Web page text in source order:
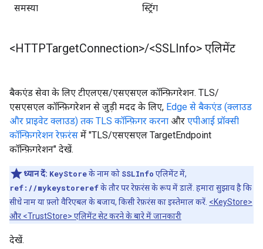
समस्या स्ट्रिंग
<HTTPTargetConnection>/<SSLInfo> एलिमेंट
बैकएंड सेवा के लिए टीएलएस/एसएसएल कॉन्फ़िगरेशन. TLS/
एसएसएल कॉन्फ़िगरेशन से जुड़ी मदद के लिए, Edge से बैकएंड (क्लाउड
और प्राइवेट क्लाउड) तक TLS कॉन्फ़िगर करना और एपीआई प्रॉक्सी
कॉन्फ़िगरेशन रेफ़रंस में "TLS/एसएसएल TargetEndpoint
कॉन्फ़िगरेशन" देखें.
ध्यान दें: KeyStoreके नाम को SSLInfo एलिमेंट में,
ref://mykeystorerefके तौर पर रेफ़रंस के रूप में डालें. हमारा सुझाव है कि
सीधे नाम या फ़्लो वैरिएबल के बजाय, किसी रेफ़रंस का इस्तेमाल करें. <KeyStore>
और <TrustStore> एलिमेंट सेट करने के बारे में जानकारी
देखें.